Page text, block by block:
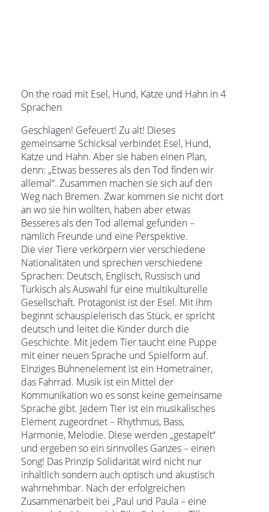
On the road mit Esel, Hund, Katze und Hahn in 4
Sprachen
Geschlagen! Gefeuert! Zu alt! Dieses
gemeinsame Schicksal verbindet Esel, Hund,
Katze und Hahn. Aber sie haben einen Plan,
denn: „Etwas besseres als den Tod finden wir
allemal“. Zusammen machen sie sich auf den
Weg nach Bremen. Zwar kommen sie nicht dort
an wo sie hin wollten, haben aber etwas
Besseres als den Tod allemal gefunden –
nämlich Freunde und eine Perspektive.
Die vier Tiere verkörpern vier verschiedene
Nationalitäten und sprechen verschiedene
Sprachen: Deutsch, Englisch, Russisch und
Türkisch als Auswahl für eine multikulturelle
Gesellschaft. Protagonist ist der Esel. Mit ihm
beginnt schauspielerisch das Stück, er spricht
deutsch und leitet die Kinder durch die
Geschichte. Mit jedem Tier taucht eine Puppe
mit einer neuen Sprache und Spielform auf.
Einziges Bühnenelement ist ein Hometrainer,
das Fahrrad. Musik ist ein Mittel der
Kommunikation wo es sonst keine gemeinsame
Sprache gibt. Jedem Tier ist ein musikalisches
Element zugeordnet – Rhythmus, Bass,
Harmonie, Melodie. Diese werden „gestapelt“
und ergeben so ein sinnvolles Ganzes – einen
Song! Das Prinzip Solidarität wird nicht nur
inhaltlich sondern auch optisch und akustisch
wahrnehmbar. Nach der erfolgreichen
Zusammenarbeit bei „Paul und Paula – eine